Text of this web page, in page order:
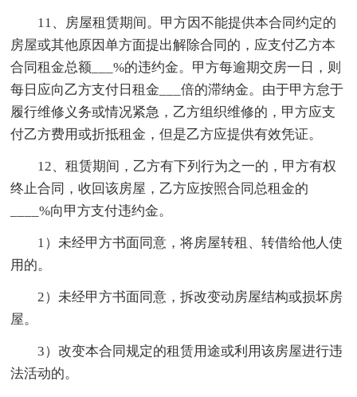
11、房屋租赁期间。甲方因不能提供本合同约定的
房屋或其他原因单方面提出解除合同的，应支付乙方本
合同租金总额___%的违约金。甲方每逾期交房一日，则
每日应向乙方支付日租金___倍的滞纳金。由于甲方怠于
履行维修义务或情况紧急，乙方组织维修的，甲方应支
付乙方费用或折抵租金，但是乙方应提供有效凭证。
12、租赁期间，乙方有下列行为之一的，甲方有权
终止合同，收回该房屋，乙方应按照合同总租金的
____%向甲方支付违约金。
1）未经甲方书面同意，将房屋转租、转借给他人使
用的。
2）未经甲方书面同意，拆改变动房屋结构或损坏房
屋。
3）改变本合同规定的租赁用途或利用该房屋进行违
法活动的。